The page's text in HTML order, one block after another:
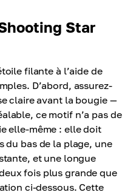
Star
filante à l’aide de
D’abord, assurez-
claire avant la bougie —
ce motif n’a pas de
elle-même : elle doit
du bas de la plage, une
et une longue
fois plus grande que
ci-dessous. Cette